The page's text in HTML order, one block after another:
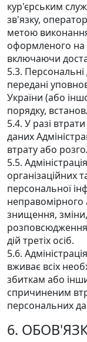
кур'єрським
зв'язку,
метою
оформленого на
включаючи
5.3.
передані
України (або
порядку,
5.4. У разі
даних
втрату або
5.5.
організаційних
персональної
неправомірного
знищення,
дій третіх осіб.
5.6.
вживає всіх
збиткам або
спричиненим
персональних
6.